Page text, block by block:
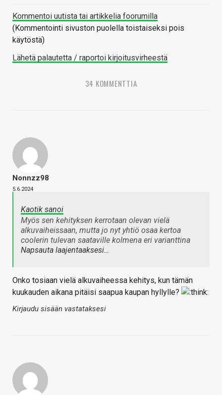
Kommentoi uutista tai artikkelia foorumilla
(Kommentointi sivuston puolella toistaiseksi pois
käytöstä)
Lähetä palautetta / raportoi kirjoitusvirheestä
34 KOMMENTTIA
Nonnzz98
5.6.2024
Kaotik sanoi
Myös sen kehityksen kerrotaan olevan vielä
alkuvaiheissaan, mutta jo nyt yhtiö osaa kertoa
coolerin tulevan saataville kolmena eri varianttina
Napsauta laajentaaksesi…
Onko tosiaan vielä alkuvaiheessa kehitys, kun tämän
kuukauden aikana pitäisi saapua kaupan hyllylle?
Kirjaudu sisään vastataksesi